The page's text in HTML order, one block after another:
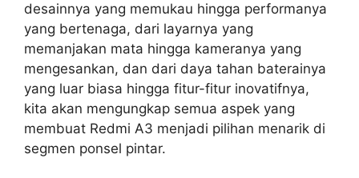
desainnya yang memukau hingga performanya
yang bertenaga, dari layarnya yang
memanjakan mata hingga kameranya yang
mengesankan, dan dari daya tahan baterainya
yang luar biasa hingga fitur-fitur inovatifnya,
kita akan mengungkap semua aspek yang
membuat Redmi A3 menjadi pilihan menarik di
segmen ponsel pintar.